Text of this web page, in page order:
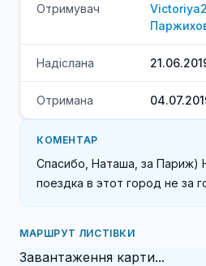
Отримувач
Надіслана
Отримана
КОМЕНТАР
Спасибо, Наташа, за Париж)
поездка в этот город не за
МАРШРУТ ЛИСТІВКИ
Завантаження карти...